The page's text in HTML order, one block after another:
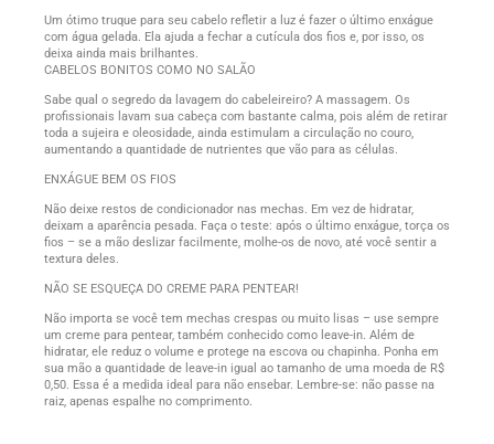
Um ótimo truque para seu cabelo refletir a luz é fazer o último enxágue
com água gelada. Ela ajuda a fechar a cutícula dos fios e, por isso, os
deixa ainda mais brilhantes.
CABELOS BONITOS COMO NO SALÃO
Sabe qual o segredo da lavagem do cabeleireiro? A massagem. Os
profissionais lavam sua cabeça com bastante calma, pois além de retirar
toda a sujeira e oleosidade, ainda estimulam a circulação no couro,
aumentando a quantidade de nutrientes que vão para as células.
ENXÁGUE BEM OS FIOS
Não deixe restos de condicionador nas mechas. Em vez de hidratar,
deixam a aparência pesada. Faça o teste: após o último enxágue, torça os
fios – se a mão deslizar facilmente, molhe-os de novo, até você sentir a
textura deles.
NÃO SE ESQUEÇA DO CREME PARA PENTEAR!
Não importa se você tem mechas crespas ou muito lisas – use sempre
um creme para pentear, também conhecido como leave-in. Além de
hidratar, ele reduz o volume e protege na escova ou chapinha. Ponha em
sua mão a quantidade de leave-in igual ao tamanho de uma moeda de R$
0,50. Essa é a medida ideal para não ensebar. Lembre-se: não passe na
raiz, apenas espalhe no comprimento.